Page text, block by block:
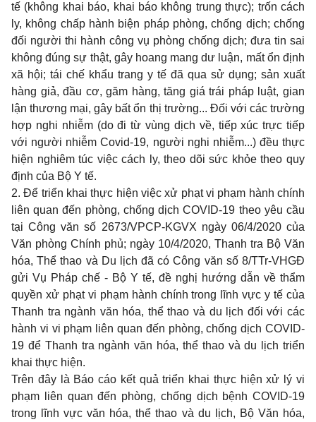
tế (không khai báo, khai báo không trung thực); trốn cách
ly, không chấp hành biện pháp phòng, chống dịch; chống
đối người thi hành công vụ phòng chống dịch; đưa tin sai
không đúng sự thật, gây hoang mang dư luận, mất ổn định
xã hội; tái chế khẩu trang y tế đã qua sử dụng; sản xuất
hàng giả, đầu cơ, găm hàng, tăng giá trái pháp luật, gian
lận thương mại, gây bất ổn thị trường... Đối với các trường
hợp nghi nhiễm (do đi từ vùng dịch về, tiếp xúc trực tiếp
với người nhiễm Covid-19, người nghi nhiễm...) đều thực
hiện nghiêm túc việc cách ly, theo dõi sức khỏe theo quy
định của Bộ Y tế.
2. Để triển khai thực hiện việc xử phạt vi phạm hành chính
liên quan đến phòng, chống dịch COVID-19 theo yêu cầu
tại Công văn số 2673/VPCP-KGVX ngày 06/4/2020 của
Văn phòng Chính phủ; ngày 10/4/2020, Thanh tra Bộ Văn
hóa, Thể thao và Du lịch đã có Công văn số 8/TTr-VHGĐ
gửi Vụ Pháp chế - Bộ Y tế, đề nghị hướng dẫn về thẩm
quyền xử phạt vi phạm hành chính trong lĩnh vực y tế của
Thanh tra ngành văn hóa, thể thao và du lịch đối với các
hành vi vi phạm liên quan đến phòng, chống dịch COVID-
19 để Thanh tra ngành văn hóa, thể thao và du lịch triển
khai thực hiện.
Trên đây là Báo cáo kết quả triển khai thực hiện xử lý vi
phạm liên quan đến phòng, chống dịch bệnh COVID-19
trong lĩnh vực văn hóa, thể thao và du lịch, Bộ Văn hóa,